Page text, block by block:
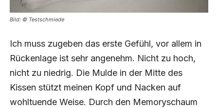
Bild: © Testschmiede
Ich muss zugeben das erste Gefühl, vor allem in
Rückenlage ist sehr angenehm. Nicht zu hoch,
nicht zu niedrig. Die Mulde in der Mitte des
Kissen stützt meinen Kopf und Nacken auf
wohltuende Weise. Durch den Memoryschaum